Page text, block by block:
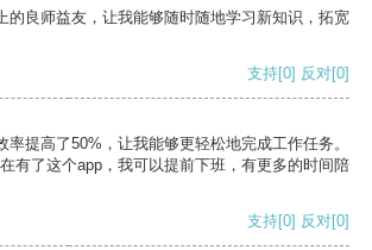
的良师益友，让我能够随时随地学习新知识，拓宽
支持[0] 反对[0]
率提高了50%，让我能够更轻松地完成工作任务。
有了这个app，我可以提前下班，有更多的时间陪
支持[0] 反对[0]